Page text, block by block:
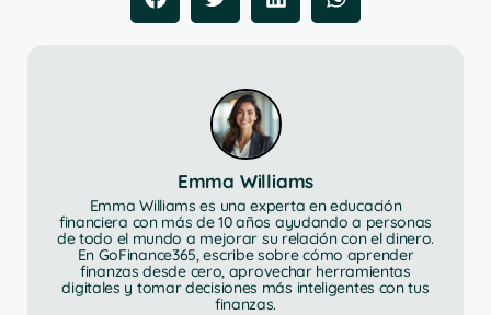
Emma Williams
Emma Williams es una experta en educación
financiera con más de 10 años ayudando a personas
de todo el mundo a mejorar su relación con el dinero.
En GoFinance365, escribe sobre cómo aprender
finanzas desde cero, aprovechar herramientas
digitales y tomar decisiones más inteligentes con tus
finanzas.